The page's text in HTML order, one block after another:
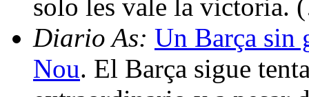
solo les vale la victoria.
Diario As: Un Barça sin
Nou. El Barça sigue